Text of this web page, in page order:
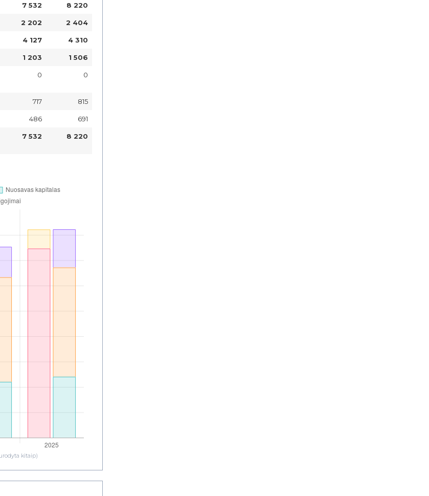
7 532 8 220
2 202 2 404
4 127 4 310
1 203 1 506
0 0
717 815
486 691
7 532 8 220
kitaip)